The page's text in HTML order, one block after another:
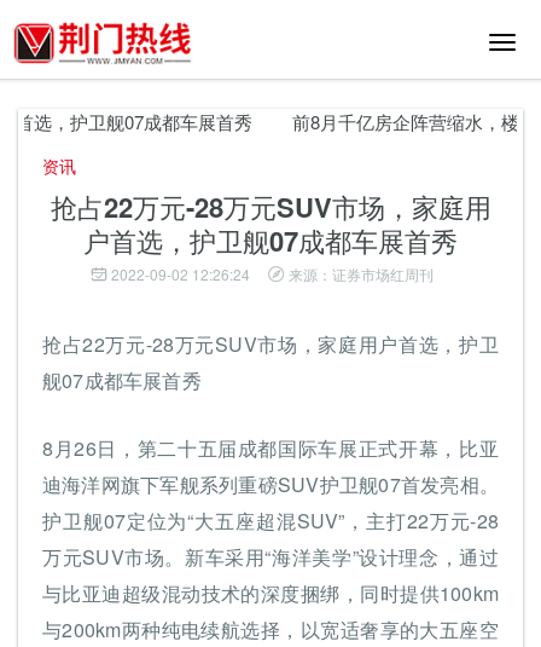
切
航
舰07成都车展首秀 前8月千亿房企阵营缩水，楼市“金九”会
资讯
抢占22万元-28万元SUV市场，家庭用
户首选，护卫舰07成都车展首秀
2022-09-02 12:26:24 来源：证券市场红周刊
抢占22万元-28万元SUV市场，家庭用户首选，护卫
舰07成都车展首秀
8月26日，第二十五届成都国际车展正式开幕，比亚
迪海洋网旗下军舰系列重磅SUV护卫舰07首发亮相。
护卫舰07定位为“大五座超混SUV”，主打22万元-28
万元SUV市场。新车采用“海洋美学”设计理念，通过
与比亚迪超级混动技术的深度捆绑，同时提供100km
与200km两种纯电续航选择，以宽适奢享的大五座空